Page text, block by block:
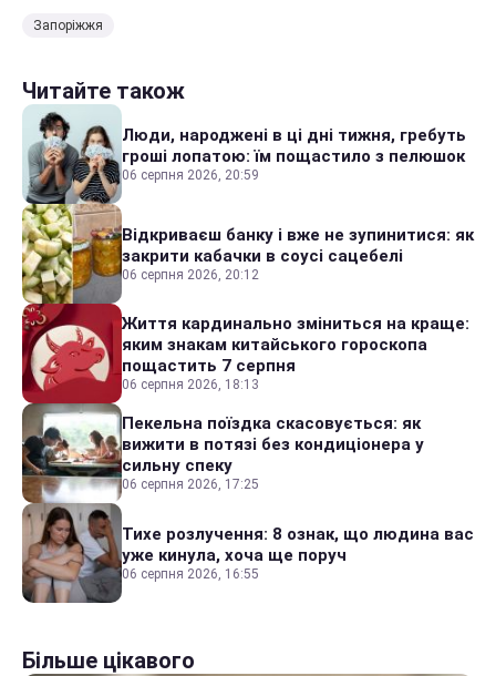
Запоріжжя
Читайте також
Люди, народжені в ці дні тижня, гребуть
гроші лопатою: їм пощастило з пелюшок
06 серпня 2026, 20:59
Відкриваєш банку і вже не зупинитися: як
закрити кабачки в соусі сацебелі
06 серпня 2026, 20:12
Життя кардинально зміниться на краще:
яким знакам китайського гороскопа
пощастить 7 серпня
06 серпня 2026, 18:13
Пекельна поїздка скасовується: як
вижити в потязі без кондиціонера у
сильну спеку
06 серпня 2026, 17:25
Тихе розлучення: 8 ознак, що людина вас
уже кинула, хоча ще поруч
06 серпня 2026, 16:55
Більше цікавого